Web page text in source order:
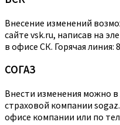
Внесение изменений
сайте vsk.ru, написав на
в офисе СК. Горячая линия:
СОГАЗ
Внести изменения можно
страховой компании
офисе компании или по